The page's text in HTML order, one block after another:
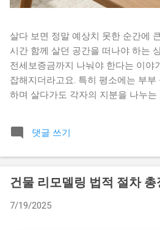
살다 보면 정말 예상치 못한 순간에
시간 함께 살던 공간을 떠나야 하는
전세보증금까지 나눠야 한다는 이야
잡해지더라고요. 특히 평소에는 부
하며 살다가도 각자의 지분을 나누는
활 관련 상담을 받으면서 가장 많이
이 전세보증금 재산분할 문제였어요.
주신 돈까지 나누는 게 맞는지에 대
이 무척 많으셨거든요. 그래서 오늘
합니다. 가장 기본적인 원칙부터 짚
댓글 쓰기
건물 리모델링 법적 절차 총
7/19/2025